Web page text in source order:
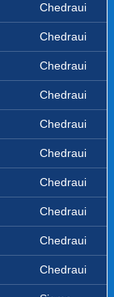
Chedraui
Chedraui
Chedraui
Chedraui
Chedraui
Chedraui
Chedraui
Chedraui
Chedraui
Chedraui